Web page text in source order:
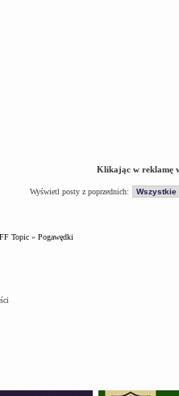
Klikając w reklamę
Wyświetl posty z poprzednich:
Topic » Pogawędki